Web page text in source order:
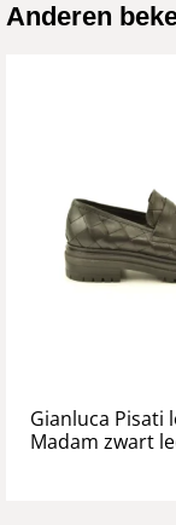
Anderen
Gianluca Pisati
Madam zwart